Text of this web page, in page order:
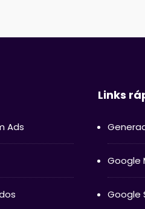
Ads
Links
Google
Google